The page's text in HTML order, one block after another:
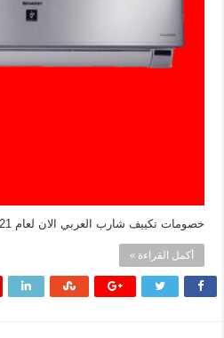
خصومات تكييف شارب العربي الان لعام 2021 فقط لعملاء شارب العربي
أكمل القراءة »